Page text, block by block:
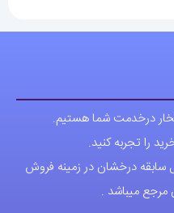
درخدمت شما هستیم.
را تجربه کنید.
اقای خاص با بیش از 20 سال سابقه درخشان در زمینه فروش
میباشد .